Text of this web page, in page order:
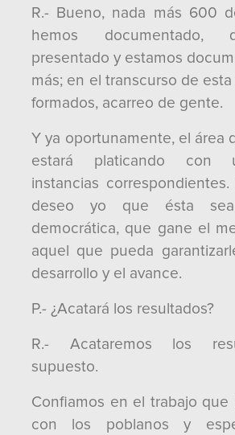
R.- Bueno, nada más 600
hemos documentado,
presentado y estamos
más; en el transcurso de
formados, acarreo de gente.
Y ya oportunamente, el área
estará platicando con
instancias
deseo yo que ésta
democrática, que gane el
aquel que pueda
desarrollo y el avance.
P.- ¿Acatará los resultados?
R.- Acataremos los
supuesto.
Confiamos en el trabajo que
con los poblanos y